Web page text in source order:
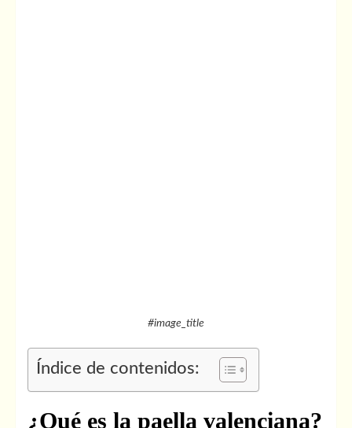
#image_title
Índice de contenidos:
¿Qué es la paella valenciana?